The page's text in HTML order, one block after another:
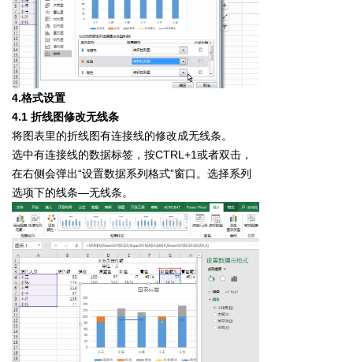
4.格式设置
4.1 折线图修改无线条
将图表里的折线图有连接线的修改成无线条。
选中有连接线的数据标签，按CTRL+1或者双击，
在右侧会弹出“设置数据系列格式”窗口。选择系列
选项下的线条—无线条。